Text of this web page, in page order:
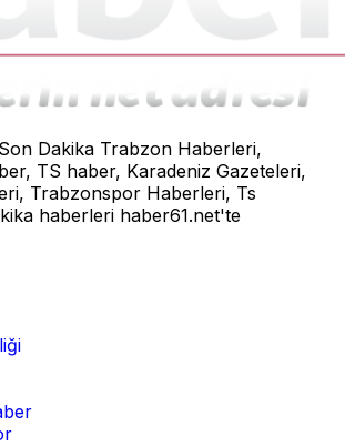
Dakika Trabzon Haberleri,
TS haber, Karadeniz Gazeteleri,
Trabzonspor Haberleri, Ts
haberleri haber61.net'te